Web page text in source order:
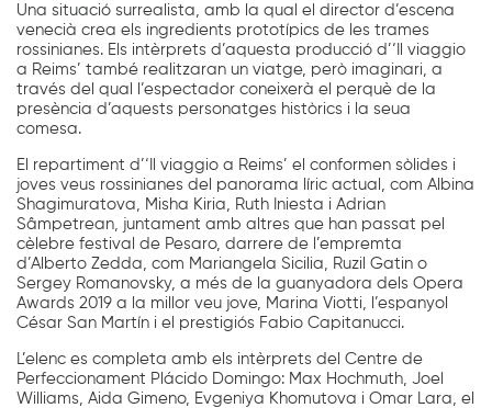
Una situació surrealista, amb la qual el director d’escena
venecià crea els ingredients prototípics de les trames
rossinianes. Els intèrprets d’aquesta producció d’‘Il viaggio
a Reims’ també realitzaran un viatge, però imaginari, a
través del qual l’espectador coneixerà el perquè de la
presència d’aquests personatges històrics i la seua
comesa.
El repartiment d’‘Il viaggio a Reims’ el conformen sòlides i
joves veus rossinianes del panorama líric actual, com Albina
Shagimuratova, Misha Kiria, Ruth Iniesta i Adrian
Sâmpetrean, juntament amb altres que han passat pel
cèlebre festival de Pesaro, darrere de l’empremta
d’Alberto Zedda, com Mariangela Sicilia, Ruzil Gatin o
Sergey Romanovsky, a més de la guanyadora dels Opera
Awards 2019 a la millor veu jove, Marina Viotti, l’espanyol
César San Martín i el prestigiós Fabio Capitanucci.
L’elenc es completa amb els intèrprets del Centre de
Perfeccionament Plácido Domingo: Max Hochmuth, Joel
Williams, Aida Gimeno, Evgeniya Khomutova i Omar Lara, el